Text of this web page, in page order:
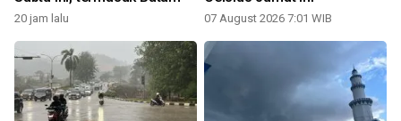
20 jam lalu 07 August 2026 7:01 WIB